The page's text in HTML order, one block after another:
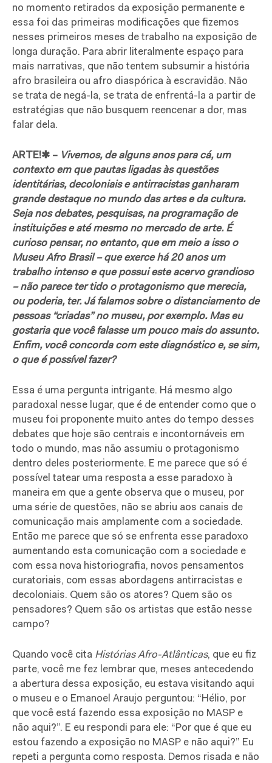
no momento retirados da exposição permanente e
essa foi das primeiras modificações que fizemos
nesses primeiros meses de trabalho na exposição de
longa duração. Para abrir literalmente espaço para
mais narrativas, que não tentem subsumir a história
afro brasileira ou afro diaspórica à escravidão. Não
se trata de negá-la, se trata de enfrentá-la a partir de
estratégias que não busquem reencenar a dor, mas
falar dela.
ARTE!✱ – Vivemos, de alguns anos para cá, um
contexto em que pautas ligadas às questões
identitárias, decoloniais e antirracistas ganharam
grande destaque no mundo das artes e da cultura.
Seja nos debates, pesquisas, na programação de
instituições e até mesmo no mercado de arte. É
curioso pensar, no entanto, que em meio a isso o
Museu Afro Brasil – que exerce há 20 anos um
trabalho intenso e que possui este acervo grandioso
– não parece ter tido o protagonismo que merecia,
ou poderia, ter. Já falamos sobre o distanciamento de
pessoas “criadas” no museu, por exemplo. Mas eu
gostaria que você falasse um pouco mais do assunto.
Enfim, você concorda com este diagnóstico e, se sim,
o que é possível fazer?
Essa é uma pergunta intrigante. Há mesmo algo
paradoxal nesse lugar, que é de entender como que o
museu foi proponente muito antes do tempo desses
debates que hoje são centrais e incontornáveis em
todo o mundo, mas não assumiu o protagonismo
dentro deles posteriormente. E me parece que só é
possível tatear uma resposta a esse paradoxo à
maneira em que a gente observa que o museu, por
uma série de questões, não se abriu aos canais de
comunicação mais amplamente com a sociedade.
Então me parece que só se enfrenta esse paradoxo
aumentando esta comunicação com a sociedade e
com essa nova historiografia, novos pensamentos
curatoriais, com essas abordagens antirracistas e
decoloniais. Quem são os atores? Quem são os
pensadores? Quem são os artistas que estão nesse
campo?
Quando você cita Histórias Afro-Atlânticas, que eu fiz
parte, você me fez lembrar que, meses antecedendo
a abertura dessa exposição, eu estava visitando aqui
o museu e o Emanoel Araujo perguntou: “Hélio, por
que você está fazendo essa exposição no MASP e
não aqui?”. E eu respondi para ele: “Por que é que eu
estou fazendo a exposição no MASP e não aqui?” Eu
repeti a pergunta como resposta. Demos risada e não